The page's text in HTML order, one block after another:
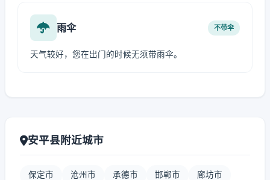
雨伞 不带伞
天气较好，您在出门的时候无须带雨伞。
安平县附近城市
保定市 沧州市 承德市 邯郸市 廊坊市